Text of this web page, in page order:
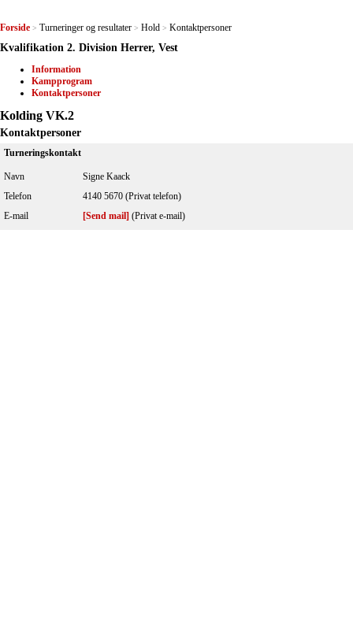
Forside > Turneringer og resultater > Hold > Kontaktpersoner
Kvalifikation 2. Division Herrer, Vest
Information
Kampprogram
Kontaktpersoner
Kolding VK.2
Kontaktpersoner
Turneringskontakt
Navn
Signe Kaack
Telefon
4140 5670 (Privat telefon)
E-mail
[Send mail] (Privat e-mail)